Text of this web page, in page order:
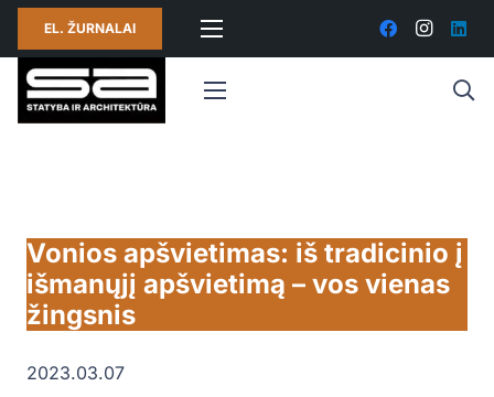
EL. ŽURNALAI
Vonios apšvietimas: iš tradicinio į
išmanųjį apšvietimą – vos vienas
žingsnis
2023.03.07